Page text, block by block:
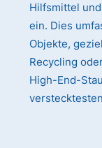
Hilfsmittel
ein. Dies
Objekte,
Recycling
High-End-